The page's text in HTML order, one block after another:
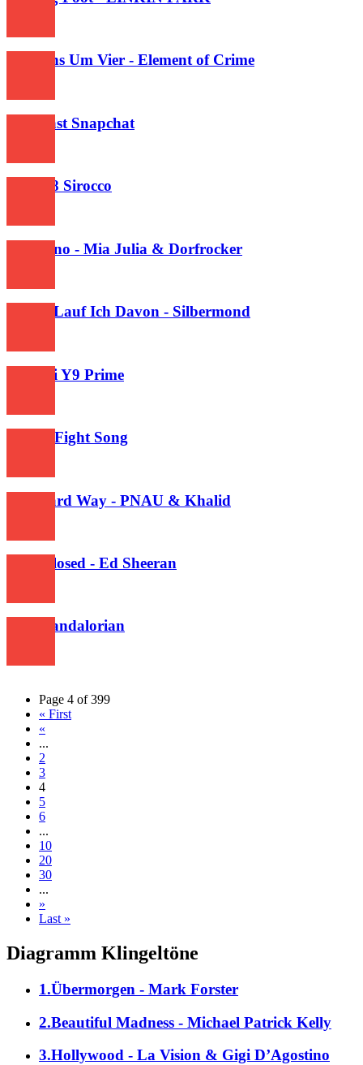
Morgens Um Vier - Element of Crime
Mr Beast Snapchat
Nokia 8 Sirocco
Kopfkino - Mia Julia & Dorfrocker
Lieber Lauf Ich Davon - Silbermond
Huawei Y9 Prime
Italian Fight Song
The Hard Way - PNAU & Khalid
Eyes Closed - Ed Sheeran
The Mandalorian
Page 4 of 399
« First
«
...
2
3
4
5
6
...
10
20
30
...
»
Last »
Diagramm Klingeltöne
1.Übermorgen - Mark Forster
2.Beautiful Madness - Michael Patrick Kelly
3.Hollywood - La Vision & Gigi D’Agostino